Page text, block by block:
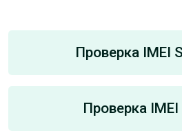
Проверка IMEI
Проверка